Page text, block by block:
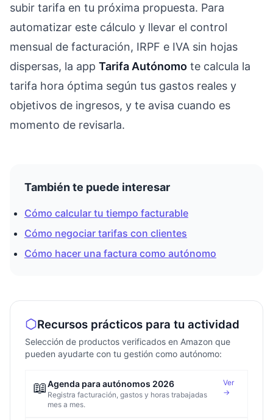
subir tarifa en tu próxima propuesta. Para
automatizar este cálculo y llevar el control
mensual de facturación, IRPF e IVA sin hojas
dispersas, la app Tarifa Autónomo te calcula la
tarifa hora óptima según tus gastos reales y
objetivos de ingresos, y te avisa cuando es
momento de revisarla.
También te puede interesar
Cómo calcular tu tiempo facturable
Cómo negociar tarifas con clientes
Cómo hacer una factura como autónomo
Recursos prácticos para tu actividad
Selección de productos verificados en Amazon que
pueden ayudarte con tu gestión como autónomo:
📖Agenda para autónomos 2026
Registra facturación, gastos y horas trabajadas
mes a mes.
Ver
→